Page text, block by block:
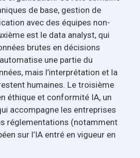
de base, gestion de
avec des équipes non-
est le data analyst, qui
brutes en décisions
une partie du
mais l’interprétation et la
humaines. Le troisième
éthique et conformité IA, un
accompagne les entreprises
réglementations (notamment
sur l’IA entré en vigueur en